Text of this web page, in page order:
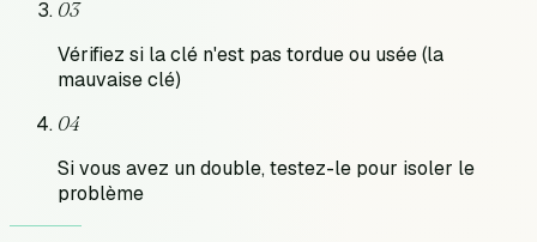
03
Vérifiez si la clé n'est pas tordue ou usée (la
mauvaise clé)
04
Si vous avez un double, testez-le pour isoler le
problème